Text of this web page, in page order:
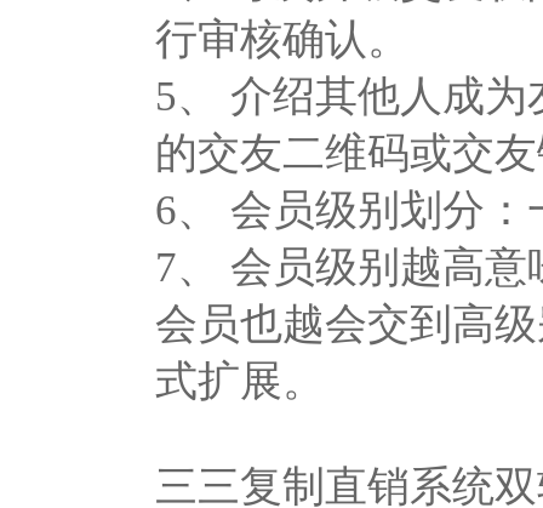
行审核确认。
5、 介绍其他人成
的交友二维码或交
6、 会员级别划分
7、 会员级别越高
会员也越会交到高
式扩展。
三三复制直销系统